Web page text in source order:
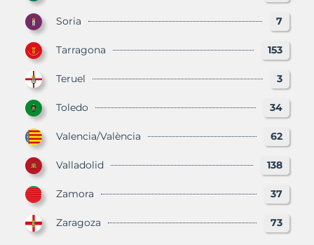
Soria 7
Tarragona 153
Teruel 3
Toledo 34
Valencia/València 62
Valladolid 138
Zamora 37
Zaragoza 73